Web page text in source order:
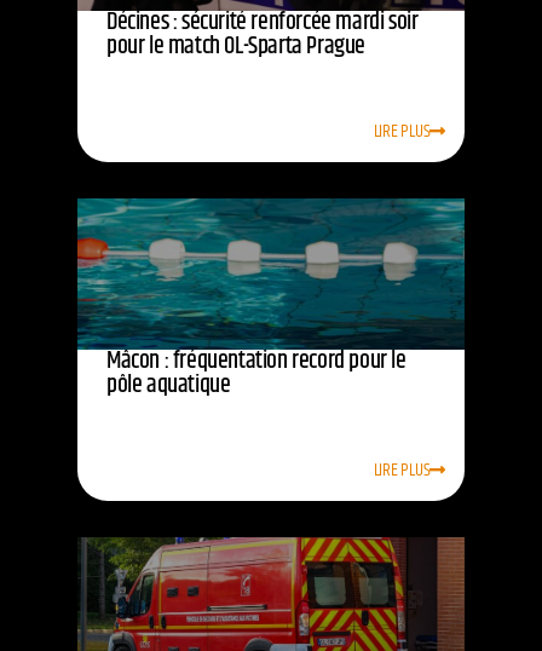
Décines : sécurité renforcée mardi soir
pour le match OL-Sparta Prague
LIRE PLUS
Mâcon : fréquentation record pour le
pôle aquatique
LIRE PLUS